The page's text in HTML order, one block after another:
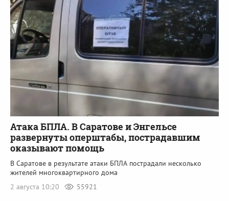
Атака БПЛА. В Саратове и Энгельсе
развернуты оперштабы, пострадавшим
оказывают помощь
В Саратове в результате атаки БПЛА пострадали несколько
жителей многоквартирного дома
2 августа 10:20
55921